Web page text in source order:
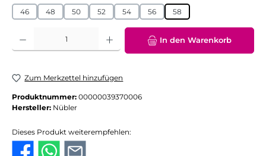
46 48 50 52 54 56 58
Produkt Anzahl: Gib den gewünschten Wert ein oder benutze die
In den Warenkorb
Zum Merkzettel hinzufügen
Produktnummer: 00000039370006
Hersteller: Nübler
Dieses Produkt weiterempfehlen: